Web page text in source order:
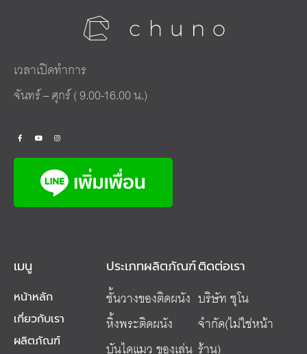
เวลาเปิดทำการ
จันทร์ – ศุกร์ ( 9.00-16.00 น.)
เมนู
หน้าหลัก
เกี่ยวกับเรา
ผลิตภัณฑ์
ประเภทผลิตภัณฑ์
ชั้นวางของติดผนัง
หิ้งพระติดผนัง
ติดต่อเรา
บริษัท ชุโน
จำกัด(ไม่ใช่หน้า